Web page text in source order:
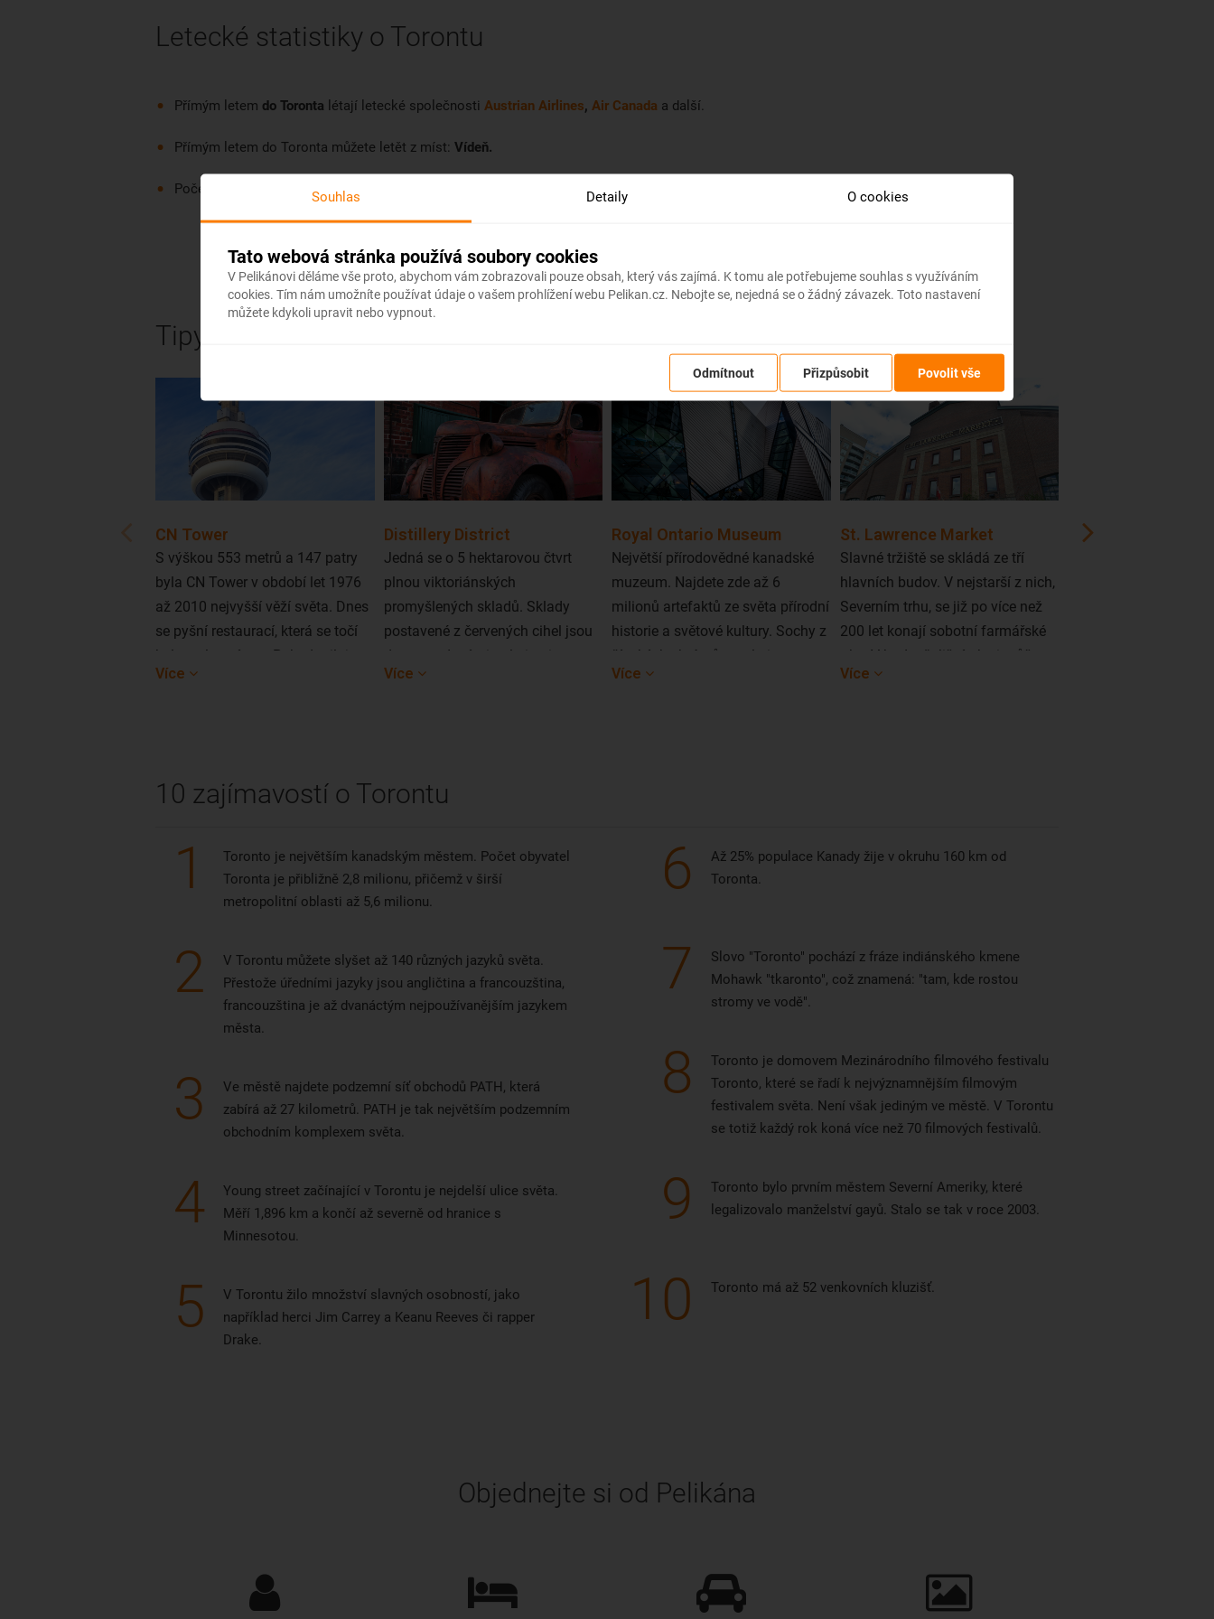
Letecké statistiky o Torontu
Přímým letem do Toronta létají letecké společnosti Austrian Airlines, Air Canada a další.
Přímým letem do Toronta můžete letět z míst: Vídeň.
Počet mezinárodních letišť v Torontu: 1.
Tipy, co vidět v Torontu
CN Tower
S výškou 553 metrů a 147 patry
byla CN Tower v období let 1976
až 2010 nejvyšší věží světa. Dnes
se pyšní restaurací, která se točí
kolem vlastní osy. Pokud milujete
život na hraně, jistě vás potěší
bude jistit jen lano.
Více
Distillery District
Jedná se o 5 hektarovou čtvrt
plnou viktoriánských
promyšlených skladů. Sklady
postavené z červených cihel jsou
dnes trendovými galeriemi,
uměleckými studiemi,
Více
Royal Ontario Museum
Největší přírodovědné kanadské
muzeum. Najdete zde až 6
milionů artefaktů ze světa přírodní
historie a světové kultury. Sochy z
čínských chrámů a galerie
korejského umění patří k těm
Více
St. Lawrence Market
Slavné tržiště se skládá ze tří
hlavních budov. V nejstarší z nich,
Severním trhu, se již po více než
200 let konají sobotní farmářské
trhy. V budově Jižní trh si můžete
každodenně koupit od 120
Více
Niagarské
10 zajímavostí o Torontu
1
Toronto je největším kanadským městem. Počet obyvatel
Toronta je přibližně 2,8 milionu, přičemž v širší
metropolitní oblasti až 5,6 milionu.
2
V Torontu můžete slyšet až 140 různých jazyků světa.
Přestože úředními jazyky jsou angličtina a francouzština,
francouzština je až dvanáctým nejpoužívanějším jazykem
města.
3
Ve městě najdete podzemní síť obchodů PATH, která
zabírá až 27 kilometrů. PATH je tak největším podzemním
obchodním komplexem světa.
4
Young street začínající v Torontu je nejdelší ulice světa.
Měří 1,896 km a končí až severně od hranice s
Minnesotou.
5
V Torontu žilo množství slavných osobností, jako
například herci Jim Carrey a Keanu Reeves či rapper
Drake.
6
Až 25% populace Kanady žije v okruhu 160 km od
Toronta.
7
Slovo "Toronto" pochází z fráze indiánského kmene
Mohawk "tkaronto", což znamená: "tam, kde rostou
stromy ve vodě".
8
Toronto je domovem Mezinárodního filmového festivalu
Toronto, které se řadí k nejvýznamnějším filmovým
festivalem světa. Není však jediným ve městě. V Torontu
se totiž každý rok koná více než 70 filmových festivalů.
9
Toronto bylo prvním městem Severní Ameriky, které
legalizovalo manželství gayů. Stalo se tak v roce 2003.
10 Toronto má až 52 venkovních kluzišť.
Objednejte si od Pelikána
Souhlas Detaily O cookies
Tato webová stránka používá soubory cookies
V Pelikánovi děláme vše proto, abychom vám zobrazovali pouze obsah, který vás zajímá. K tomu ale potřebujeme souhlas s využíváním
cookies. Tím nám umožníte používat údaje o vašem prohlížení webu Pelikan.cz. Nebojte se, nejedná se o žádný závazek. Toto nastavení
můžete kdykoli upravit nebo vypnout.
Odmítnout Přizpůsobit Povolit vše